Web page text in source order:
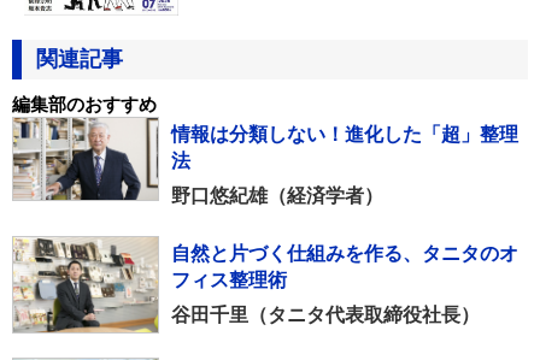
関連記事
編集部のおすすめ
情報は分類しない！進化した「超」整理
法
野口悠紀雄（経済学者）
自然と片づく仕組みを作る、タニタのオ
フィス整理術
谷田千里（タニタ代表取締役社長）